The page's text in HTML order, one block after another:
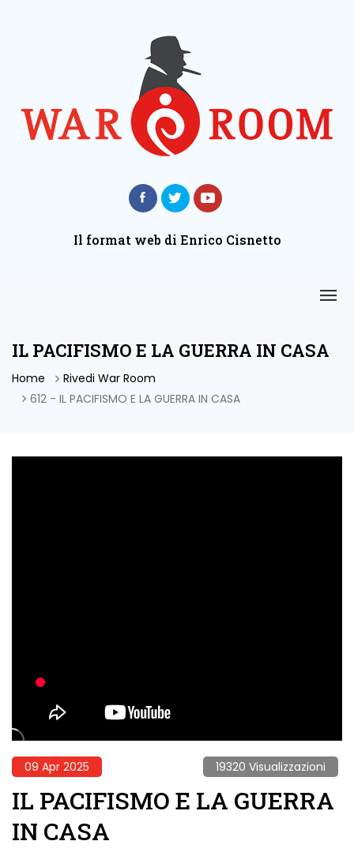
Il format web di Enrico Cisnetto
IL PACIFISMO E LA GUERRA IN CASA
Home
Rivedi War Room
612 - IL PACIFISMO E LA GUERRA IN CASA
09 Apr 2025 19320 Visualizzazioni
IL PACIFISMO E LA GUERRA
IN CASA